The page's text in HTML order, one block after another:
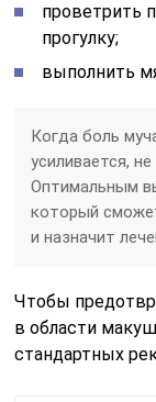
проветрить
прогулку;
выполнить
Когда боль
усиливается,
Оптимальным
который
и назначит
Чтобы
в области
стандартных